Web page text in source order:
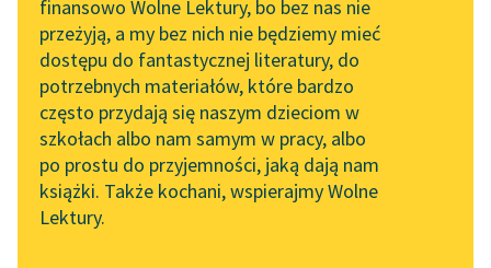
Zapraszamy na spotkanie
online z tłumaczkami
literatury skandynawskiej
Spotkanie z Katarzyną
Tunkiel w Oslo
102. lata temu zmarł
Joseph Conrad
API
OAI-PMH
Widget Wolnych Lektur
Przypisy
finansowo Wolne Lektury, bo bez nas nie
przeżyją, a my bez nich nie będziemy mieć
dostępu do fantastycznej literatury, do
potrzebnych materiałów, które bardzo
często przydają się naszym dzieciom w
szkołach albo nam samym w pracy, albo
po prostu do przyjemności, jaką dają nam
książki. Także kochani, wspierajmy Wolne
Lektury.
związek wesołych
kawalerów.
— Z tobą i z Dorą?! —
zdziwił...
Czytaj więcej